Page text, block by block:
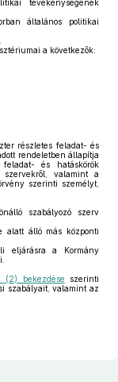
tevékenységének
általános politikai
a következők:
részletes feladat- és
rendeletben állapítja
és hatáskörök
szervekről, valamint a
szerinti személyt,
szabályozó szerv
alatt álló más központi
eljárásra a Kormány
(2) bekezdése szerinti
szabályait, valamint az